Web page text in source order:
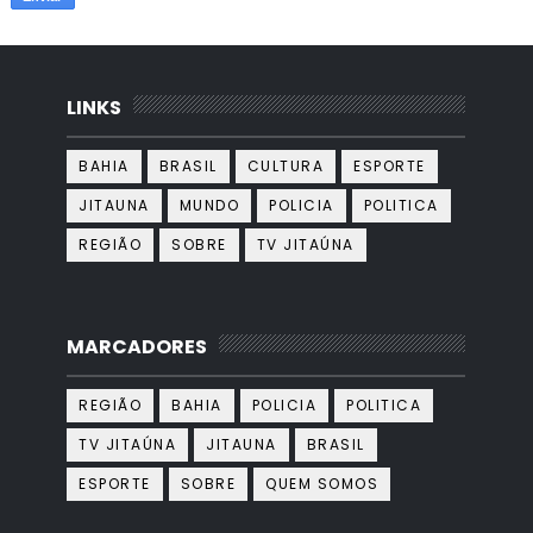
LINKS
BAHIA BRASIL CULTURA
ESPORTE
JITAUNA
MUNDO POLICIA
POLITICA
REGIÃO
SOBRE TV JITAÚNA
MARCADORES
REGIÃO BAHIA POLICIA
POLITICA
TV JITAÚNA
JITAUNA
BRASIL
ESPORTE
SOBRE QUEM SOMOS